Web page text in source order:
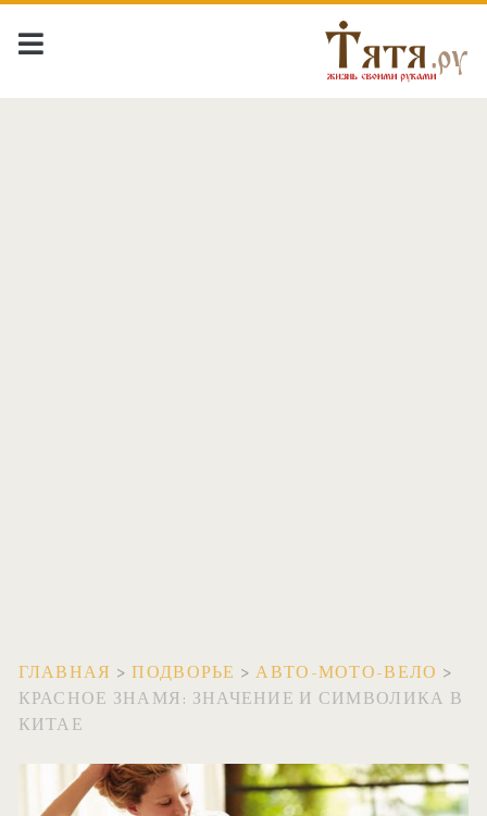
ГЛАВНАЯ >ПОДВОРЬЕ >АВТО-МОТО-ВЕЛО >
КРАСНОЕ ЗНАМЯ: ЗНАЧЕНИЕ И СИМВОЛИКА В
КИТАЕ